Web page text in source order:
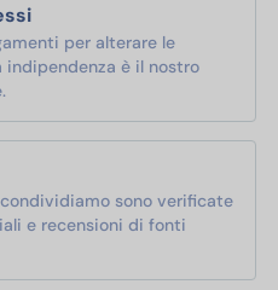
per alterare le
indipendenza è il nostro
sono verificate
e recensioni di fonti